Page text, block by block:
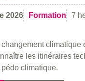
2026 Formation 7
climatique
les itinéraires
climatique.